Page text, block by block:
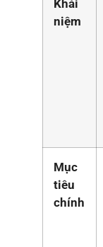
Khái
niệm
Mục
tiêu
chính